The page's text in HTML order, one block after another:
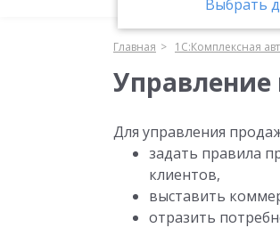
Выбрать
Главная 1С:Комплексная
Для управления
задать правила
клиентов,
выставить
отразить